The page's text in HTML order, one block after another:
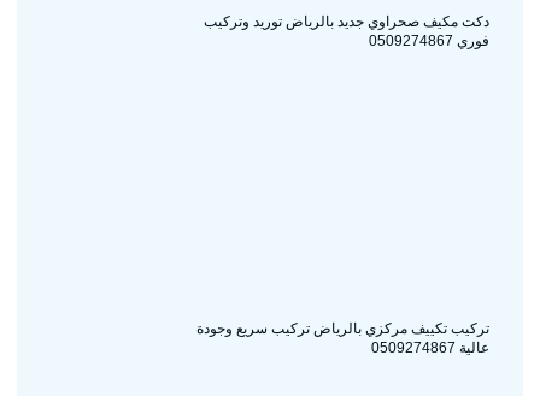
دكت مكيف صحراوي جديد بالرياض توريد وتركيب
فوري 0509274867
تركيب تكييف مركزي بالرياض تركيب سريع وجودة
عالية 0509274867